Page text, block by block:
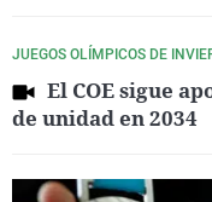
JUEGOS OLÍMPICOS DE
El COE sigue
de unidad en 2034